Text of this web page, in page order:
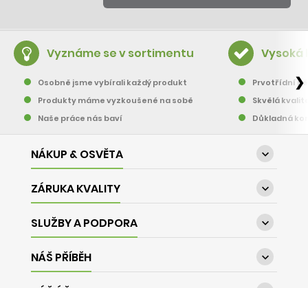
Vyznáme se v sortimentu
Osobně jsme vybírali každý produkt
Produkty máme vyzkoušené na sobě
Naše práce nás baví
Vysoká
Prvotřídní
Skvělá
Důkladná
❯
NÁKUP & OSVĚTA 
ZÁRUKA KVALITY 
SLUŽBY A PODPORA 
NÁŠ PŘÍBĚH 